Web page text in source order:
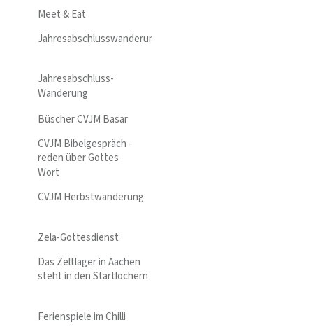
Meet & Eat
Jahresabschlusswanderung
Jahresabschluss-
Wanderung
Büscher CVJM Basar
CVJM Bibelgespräch -
reden über Gottes
Wort
CVJM Herbstwanderung
Zela-Gottesdienst
Das Zeltlager in Aachen
steht in den Startlöchern
Ferienspiele im Chilli